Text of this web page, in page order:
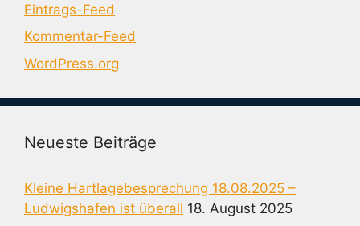
Eintrags-Feed
Kommentar-Feed
WordPress.org
Neueste Beiträge
Kleine Hartlagebesprechung 18.08.2025 –
Ludwigshafen ist überall 18. August 2025